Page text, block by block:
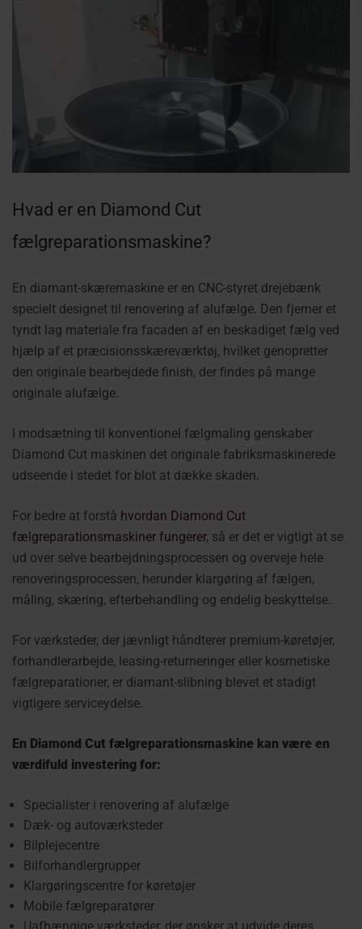
Hvad er en Diamond Cut
fælgreparationsmaskine?
En diamant-skæremaskine er en CNC-styret drejebænk
specielt designet til renovering af alufælge. Den fjerner et
tyndt lag materiale fra facaden af en beskadiget fælg ved
hjælp af et præcisionsskæreværktøj, hvilket genopretter
den originale bearbejdede finish, der findes på mange
originale alufælge.
I modsætning til konventionel fælgmaling genskaber
Diamond Cut maskinen det originale fabriksmaskinerede
udseende i stedet for blot at dække skaden.
For bedre at forstå hvordan Diamond Cut
fælgreparationsmaskiner fungerer, så er det er vigtigt at se
ud over selve bearbejdningsprocessen og overveje hele
renoveringsprocessen, herunder klargøring af fælgen,
måling, skæring, efterbehandling og endelig beskyttelse.
For værksteder, der jævnligt håndterer premium-køretøjer,
forhandlerarbejde, leasing-returneringer eller kosmetiske
fælgreparationer, er diamant-slibning blevet et stadigt
vigtigere serviceydelse.
En Diamond Cut fælgreparationsmaskine kan være en
værdifuld investering for:
Specialister i renovering af alufælge
Dæk- og autoværksteder
Bilplejecentre
Bilforhandlergrupper
Klargøringscentre for køretøjer
Mobile fælgreparatører